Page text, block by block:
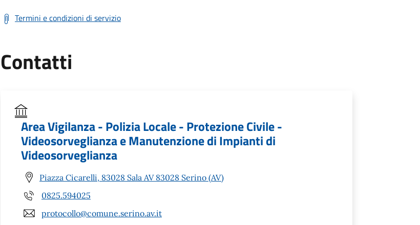
Termini e condizioni di servizio
Contatti
Area Vigilanza - Polizia Locale - Protezione Civile -
Videosorveglianza e Manutenzione di Impianti di
Videosorveglianza
Piazza Cicarelli, 83028 Sala AV 83028 Serino (AV)
0825.594025
protocollo@comune.serino.av.it